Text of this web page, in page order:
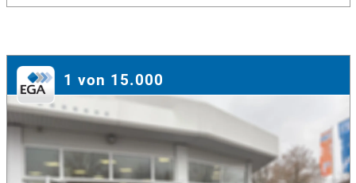
1 von 15.000